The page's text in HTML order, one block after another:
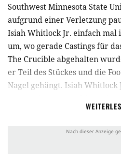
Southwest Minnesota State
aufgrund einer Verletzung
Isiah Whitlock Jr. einfach mal
um, wo gerade Castings für
The Crucible abgehalten
er Teil des Stückes und die
Nagel gehängt. Isiah Whitlock
Doch auch in Off-Broadway-
wurde er für den Lucille